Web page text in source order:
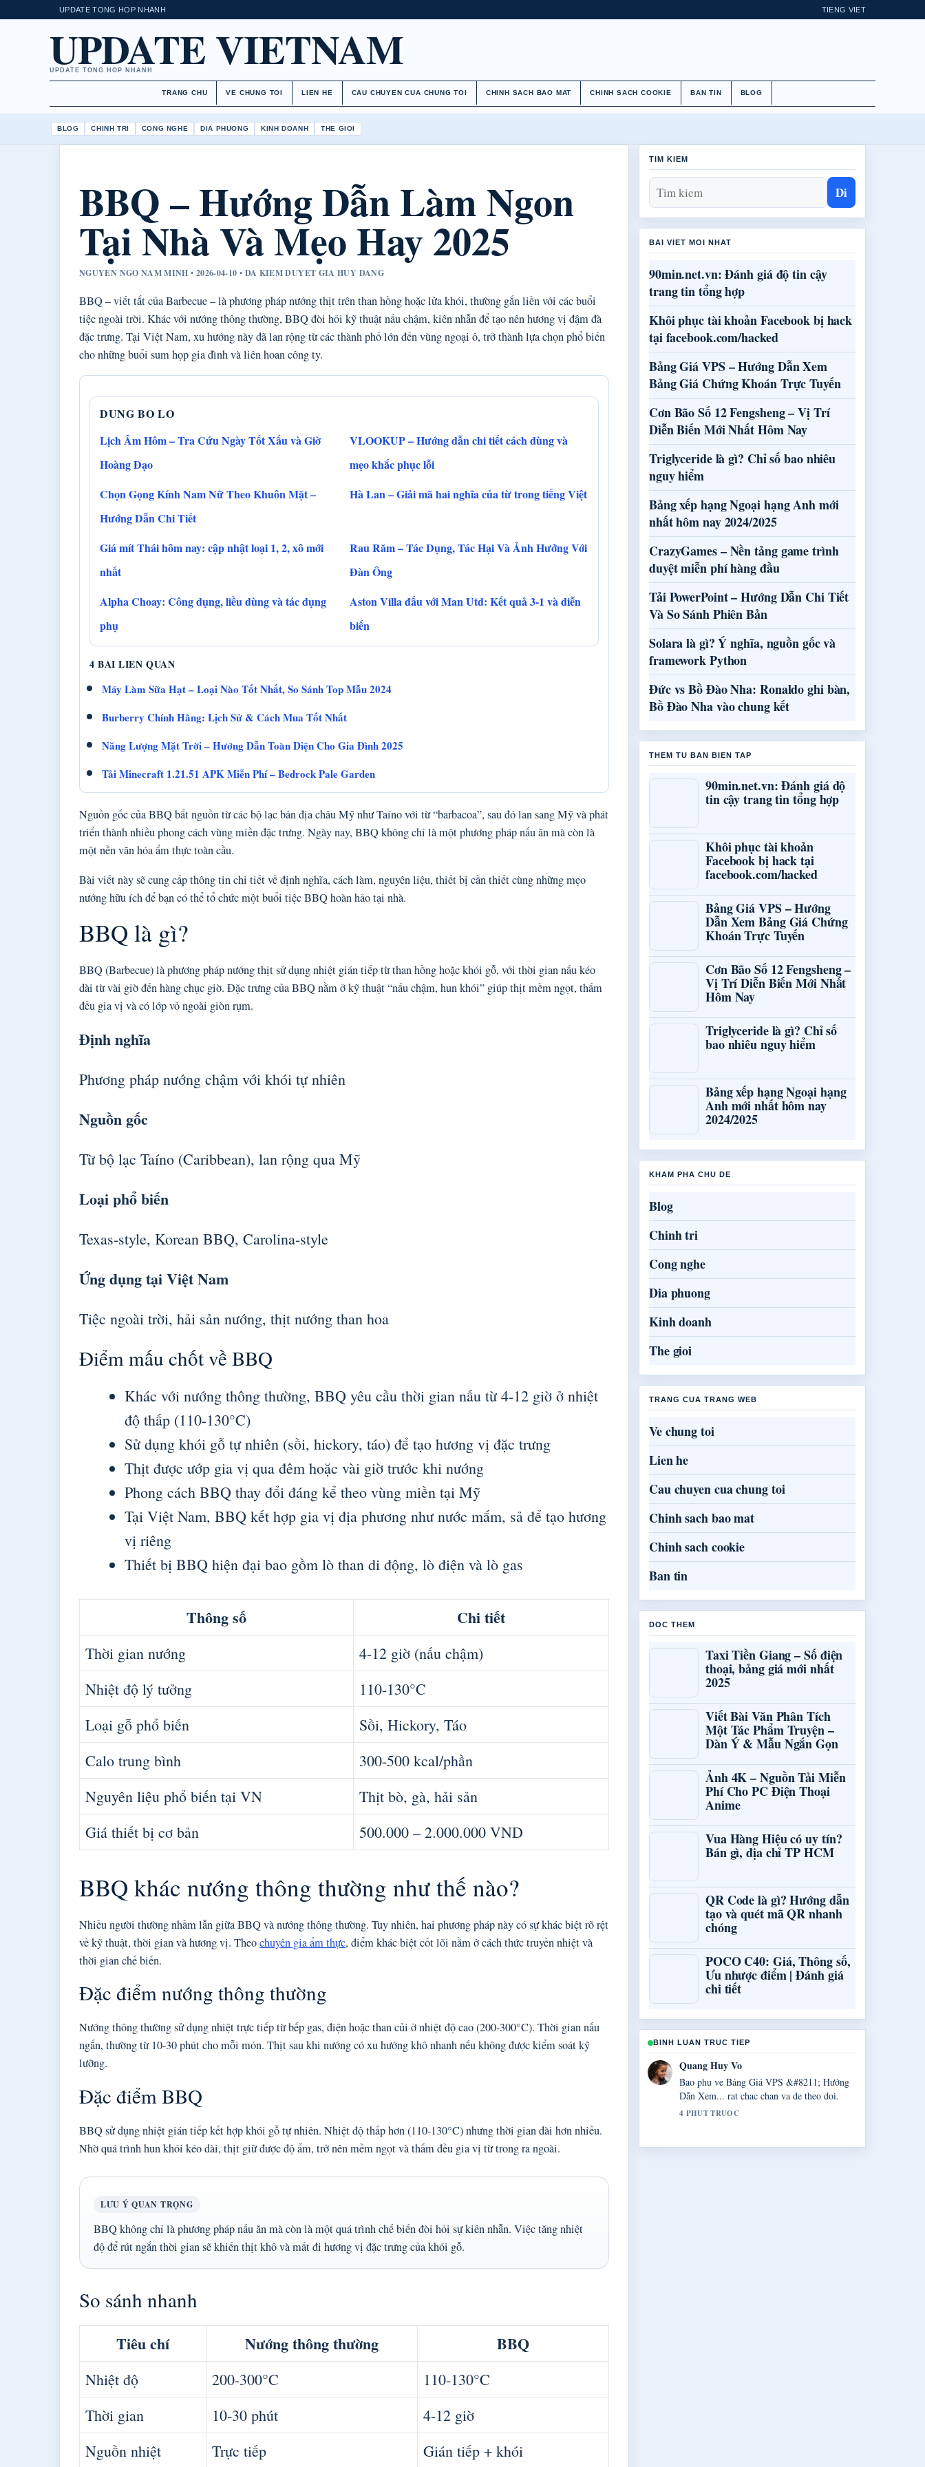
UPDATE TONG HOP NHANH TIENG VIET
UPDATE VIETNAM
UPDATE TONG HOP NHANH
TRANG CHU VE CHUNG TOI LIEN HE CAU CHUYEN CUA CHUNG TOI CHINH SACH BAO MAT CHINH SACH COOKIE BAN TIN BLOG
BLOG CHINH TRI CONG NGHE DIA PHUONG KINH DOANH THE GIOI
BBQ – Hướng Dẫn Làm Ngon
Tại Nhà Và Mẹo Hay 2025
NGUYEN NGO NAM MINH • 2026-04-10 • DA KIEM DUYET GIA HUY DANG
BBQ – viết tắt của Barbecue – là phương pháp nướng thịt trên than hồng hoặc lửa khói, thường gắn liền với các buổi
tiệc ngoài trời. Khác với nướng thông thường, BBQ đòi hỏi kỹ thuật nấu chậm, kiên nhẫn để tạo nên hương vị đậm đà
đặc trưng. Tại Việt Nam, xu hướng này đã lan rộng từ các thành phố lớn đến vùng ngoại ô, trở thành lựa chọn phổ biến
cho những buổi sum họp gia đình và liên hoan công ty.
DUNG BO LO
Lịch Âm Hôm – Tra Cứu Ngày Tốt Xấu và Giờ
Hoàng Đạo
VLOOKUP – Hướng dẫn chi tiết cách dùng và
mẹo khắc phục lỗi
Chọn Gọng Kính Nam Nữ Theo Khuôn Mặt –
Hướng Dẫn Chi Tiết
Hà Lan – Giải mã hai nghĩa của từ trong tiếng Việt
Giá mít Thái hôm nay: cập nhật loại 1, 2, xô mới
nhất
Rau Răm – Tác Dụng, Tác Hại Và Ảnh Hưởng Với
Đàn Ông
Alpha Choay: Công dụng, liều dùng và tác dụng
phụ
Aston Villa đấu với Man Utd: Kết quả 3-1 và diễn
biến
4 BAI LIEN QUAN
Máy Làm Sữa Hạt – Loại Nào Tốt Nhất, So Sánh Top Mẫu 2024
Burberry Chính Hãng: Lịch Sử & Cách Mua Tốt Nhất
Năng Lượng Mặt Trời – Hướng Dẫn Toàn Diện Cho Gia Đình 2025
Tải Minecraft 1.21.51 APK Miễn Phí – Bedrock Pale Garden
Nguồn gốc của BBQ bắt nguồn từ các bộ lạc bản địa châu Mỹ như Taíno với từ “barbacoa”, sau đó lan sang Mỹ và phát
triển thành nhiều phong cách vùng miền đặc trưng. Ngày nay, BBQ không chỉ là một phương pháp nấu ăn mà còn là
một nền văn hóa ẩm thực toàn cầu.
Bài viết này sẽ cung cấp thông tin chi tiết về định nghĩa, cách làm, nguyên liệu, thiết bị cần thiết cùng những mẹo
nướng hữu ích để bạn có thể tổ chức một buổi tiệc BBQ hoàn hảo tại nhà.
BBQ là gì?
BBQ (Barbecue) là phương pháp nướng thịt sử dụng nhiệt gián tiếp từ than hồng hoặc khói gỗ, với thời gian nấu kéo
dài từ vài giờ đến hàng chục giờ. Đặc trưng của BBQ nằm ở kỹ thuật “nấu chậm, hun khói” giúp thịt mềm ngọt, thấm
đều gia vị và có lớp vỏ ngoài giòn rụm.
Định nghĩa
Phương pháp nướng chậm với khói tự nhiên
Nguồn gốc
Từ bộ lạc Taíno (Caribbean), lan rộng qua Mỹ
Loại phổ biến
Texas-style, Korean BBQ, Carolina-style
Ứng dụng tại Việt Nam
Tiệc ngoài trời, hải sản nướng, thịt nướng than hoa
Điểm mấu chốt về BBQ
Khác với nướng thông thường, BBQ yêu cầu thời gian nấu từ 4-12 giờ ở nhiệt
độ thấp (110-130°C)
Sử dụng khói gỗ tự nhiên (sồi, hickory, táo) để tạo hương vị đặc trưng
Thịt được ướp gia vị qua đêm hoặc vài giờ trước khi nướng
Phong cách BBQ thay đổi đáng kể theo vùng miền tại Mỹ
Tại Việt Nam, BBQ kết hợp gia vị địa phương như nước mắm, sả để tạo hương
vị riêng
Thiết bị BBQ hiện đại bao gồm lò than di động, lò điện và lò gas
Thông số Chi tiết
Thời gian nướng
4-12 giờ (nấu chậm)
Nhiệt độ lý tưởng
110-130°C
Loại gỗ phổ biến
Sồi, Hickory, Táo
Calo trung bình
300-500 kcal/phần
Nguyên liệu phổ biến tại VN
Thịt bò, gà, hải sản
Giá thiết bị cơ bản
500.000 – 2.000.000 VND
BBQ khác nướng thông thường như thế nào?
Nhiều người thường nhầm lẫn giữa BBQ và nướng thông thường. Tuy nhiên, hai phương pháp này có sự khác biệt rõ rệt
về kỹ thuật, thời gian và hương vị. Theochuyên gia ẩm thực, điểm khác biệt cốt lõi nằm ở cách thức truyền nhiệt và
thời gian chế biến.
Đặc điểm nướng thông thường
Nướng thông thường sử dụng nhiệt trực tiếp từ bếp gas, điện hoặc than củi ở nhiệt độ cao (200-300°C). Thời gian nấu
ngắn, thường từ 10-30 phút cho mỗi món. Thịt sau khi nướng có xu hướng khô nhanh nếu không được kiểm soát kỹ
lưỡng.
Đặc điểm BBQ
BBQ sử dụng nhiệt gián tiếp kết hợp khói gỗ tự nhiên. Nhiệt độ thấp hơn (110-130°C) nhưng thời gian dài hơn nhiều.
Nhờ quá trình hun khói kéo dài, thịt giữ được độ ẩm, trở nên mềm ngọt và thấm đều gia vị từ trong ra ngoài.
LƯU Ý QUAN TRỌNG
BBQ không chỉ là phương pháp nấu ăn mà còn là một quá trình chế biến đòi hỏi sự kiên nhẫn. Việc tăng nhiệt
độ để rút ngắn thời gian sẽ khiến thịt khô và mất đi hương vị đặc trưng của khói gỗ.
So sánh nhanh
Tiêu chí Nướng thông thường BBQ
Nhiệt độ 200-300°C
110-130°C
Thời gian
10-30 phút
4-12 giờ
Nguồn nhiệt
Trực tiếp Gián tiếp + khói
TIM KIEM
Di
BAI VIET MOI NHAT
90min.net.vn: Đánh giá độ tin cậy
trang tin tổng hợp
Khôi phục tài khoản Facebook bị hack
tại facebook.com/hacked
Bảng Giá VPS – Hướng Dẫn Xem
Bảng Giá Chứng Khoán Trực Tuyến
Cơn Bão Số 12 Fengsheng – Vị Trí
Diễn Biến Mới Nhất Hôm Nay
Triglyceride là gì? Chỉ số bao nhiêu
nguy hiểm
Bảng xếp hạng Ngoại hạng Anh mới
nhất hôm nay 2024/2025
CrazyGames – Nền tảng game trình
duyệt miễn phí hàng đầu
Tải PowerPoint – Hướng Dẫn Chi Tiết
Và So Sánh Phiên Bản
Solara là gì? Ý nghĩa, nguồn gốc và
framework Python
Đức vs Bồ Đào Nha: Ronaldo ghi bàn,
Bồ Đào Nha vào chung kết
THEM TU BAN BIEN TAP
90min.net.vn: Đánh giá độ
tin cậy trang tin tổng hợp
Khôi phục tài khoản
Facebook bị hack tại
facebook.com/hacked
Bảng Giá VPS – Hướng
Dẫn Xem Bảng Giá Chứng
Khoán Trực Tuyến
Cơn Bão Số 12 Fengsheng –
Vị Trí Diễn Biến Mới Nhất
Hôm Nay
Triglyceride là gì? Chỉ số
bao nhiêu nguy hiểm
Bảng xếp hạng Ngoại hạng
Anh mới nhất hôm nay
2024/2025
KHAM PHA CHU DE
Blog
Chinh tri
Cong nghe
Dia phuong
Kinh doanh
The gioi
TRANG CUA TRANG WEB
Ve chung toi
Lien he
Cau chuyen cua chung toi
Chinh sach bao mat
Chinh sach cookie
Ban tin
DOC THEM
Taxi Tiền Giang – Số điện
thoại, bảng giá mới nhất
2025
Viết Bài Văn Phân Tích
Một Tác Phẩm Truyện –
Dàn Ý & Mẫu Ngắn Gọn
Ảnh 4K – Nguồn Tải Miễn
Phí Cho PC Điện Thoại
Anime
Vua Hàng Hiệu có uy tín?
Bán gì, địa chỉ TP HCM
QR Code là gì? Hướng dẫn
tạo và quét mã QR nhanh
chóng
POCO C40: Giá, Thông số,
Ưu nhược điểm | Đánh giá
chi tiết
BINH LUAN TRUC TIEP
Thanh Ha Dang
Cong tac xac minh quanh 90min.net.vn:
Đánh giá độ tin cậy trang... rat tot. Nhieu toa
soan nen viet theo cach nay.